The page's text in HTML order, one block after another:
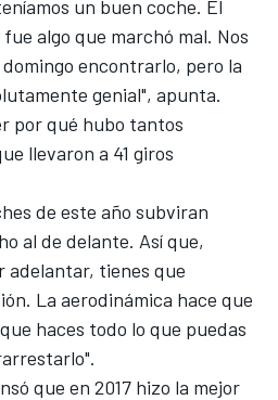
un buen coche. El
algo que marchó mal. Nos
encontrarlo, pero la
genial", apunta.
por qué hubo tantos
llevaron a 41 giros
de este año subviran
al de delante. Así que,
tienes que
La aerodinámica hace que
haces todo lo que puedas
que en 2017 hizo la mejor